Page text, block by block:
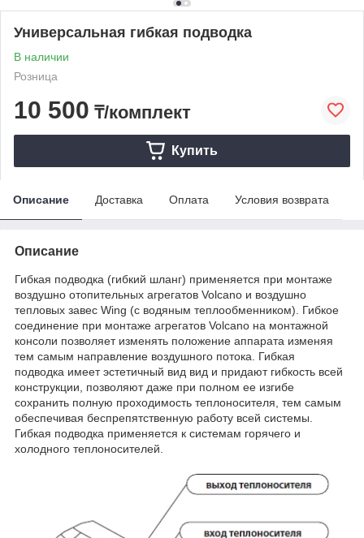
Универсальная гибкая подводка
В наличии
Розница
10 500 ₸/комплект
Купить
Описание Доставка Оплата Условия возврата
Описание
Гибкая подводка (гибкий шланг) применяется при монтаже
воздушно отопительных агрегатов Volcano и воздушно
тепловых завес Wing (с водяным теплообменником). Гибкое
соединение при монтаже агрегатов Volcano на монтажной
консоли позволяет изменять положение аппарата изменяя
тем самым направление воздушного потока. Гибкая
подводка имеет эстетичный вид вид и придают гибкость всей
конструкции, позволяют даже при полном ее изгибе
сохранить полную проходимость теплоносителя, тем самым
обеспечивая беспрепятственную работу всей системы.
Гибкая подводка применяется к системам горячего и
холодного теплоносителей.